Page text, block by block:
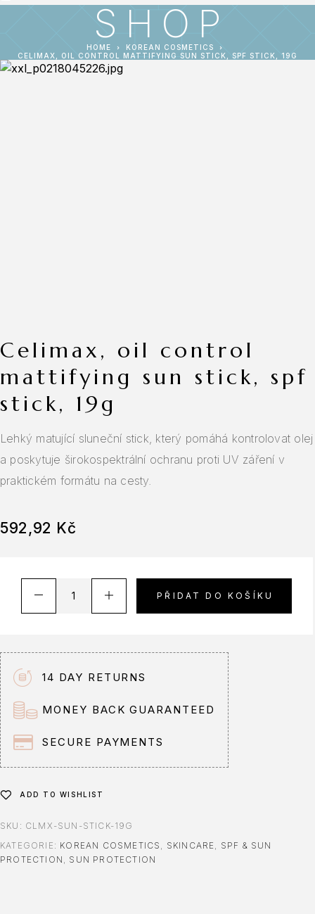
SHOP
HOME
KOREAN COSMETICS
CELIMAX, OIL CONTROL MATTIFYING SUN STICK, SPF STICK, 19G
celimax, oil control
mattifying sun stick, spf
stick, 19g
Lehký matující sluneční stick, který pomáhá kontrolovat olej
a poskytuje širokospektrální ochranu proti UV záření v
praktickém formátu na cesty.
592,92 Kč
PŘIDAT DO KOŠÍKU
r
n
a
t
i
v
14 DAY RETURNS
MONEY BACK GUARANTEED
SECURE PAYMENTS
ADD TO WISHLIST
SKU: CLMX-SUN-STICK-19G
KATEGORIE: KOREAN COSMETICS , SKINCARE, SPF & SUN
PROTECTION , SUN PROTECTION